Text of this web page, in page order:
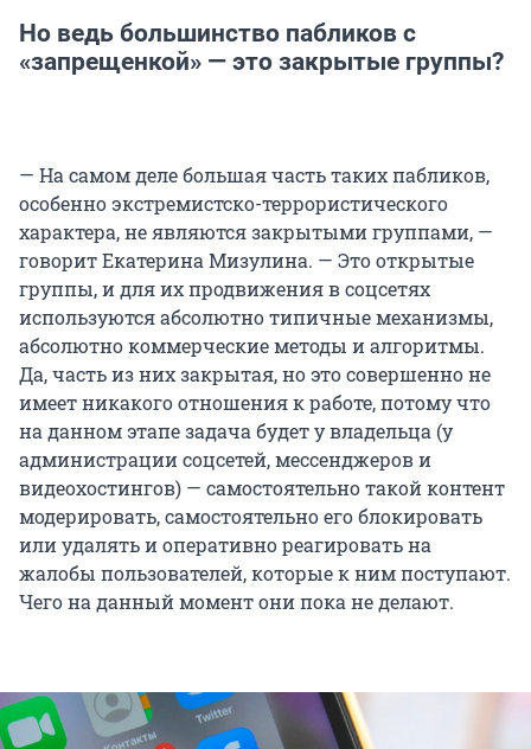
Но ведь большинство пабликов с
«запрещенкой» — это закрытые группы?
— На самом деле большая часть таких пабликов,
особенно экстремистско-террористического
характера, не являются закрытыми группами, —
говорит Екатерина Мизулина. — Это открытые
группы, и для их продвижения в соцсетях
используются абсолютно типичные механизмы,
абсолютно коммерческие методы и алгоритмы.
Да, часть из них закрытая, но это совершенно не
имеет никакого отношения к работе, потому что
на данном этапе задача будет у владельца (у
администрации соцсетей, мессенджеров и
видеохостингов) — самостоятельно такой контент
модерировать, самостоятельно его блокировать
или удалять и оперативно реагировать на
жалобы пользователей, которые к ним поступают.
Чего на данный момент они пока не делают.